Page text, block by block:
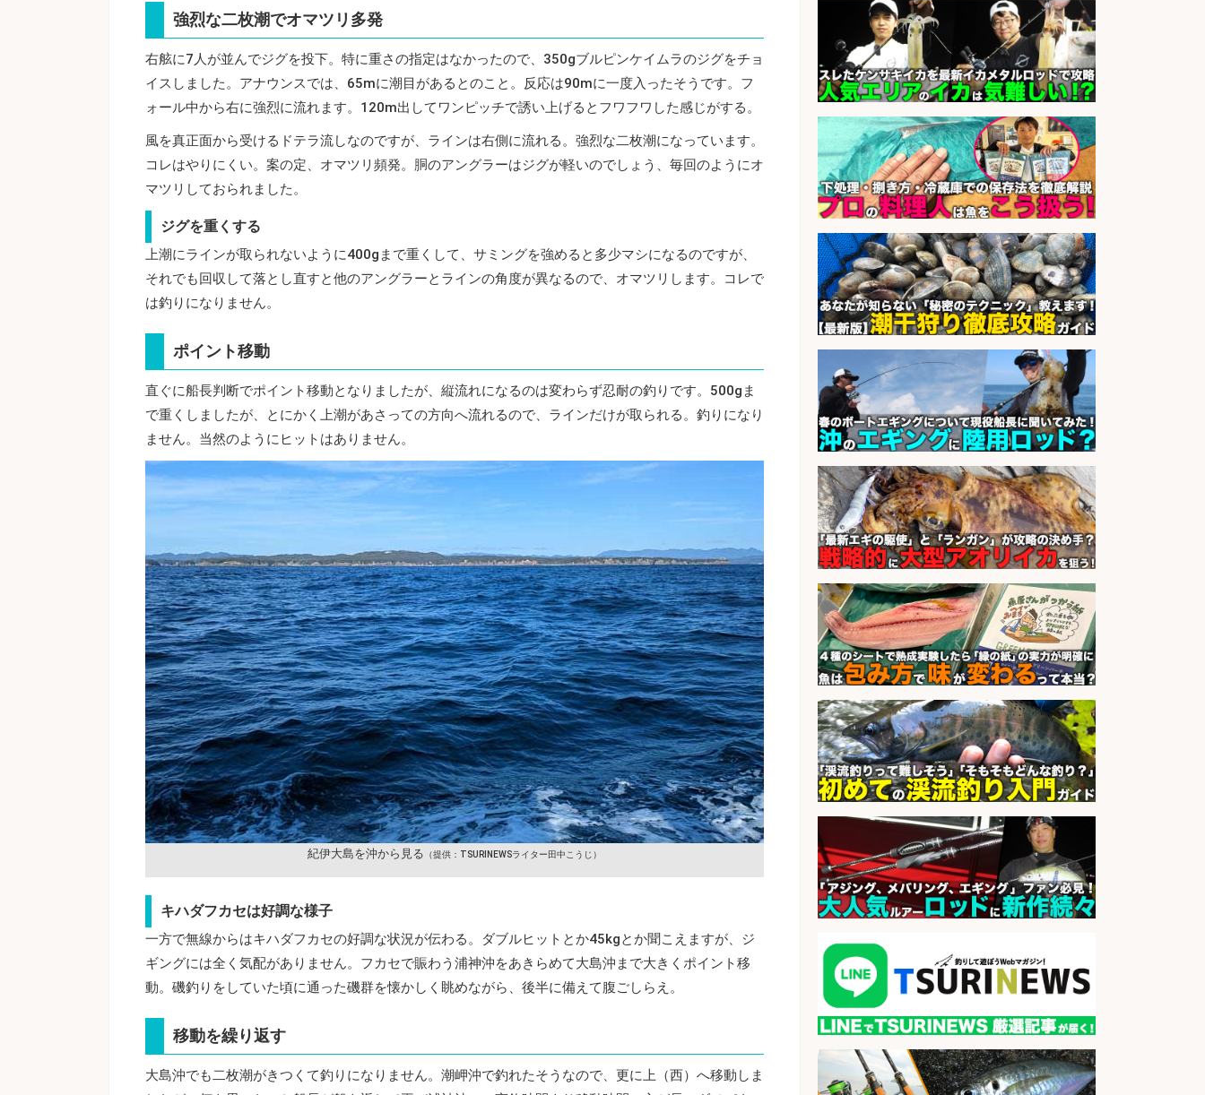
強烈な二枚潮でオマツリ多発
右舷に7人が並んでジグを投下。特に重さの指定はなかったので、350gブルピンケイムラのジグをチョ
イスしました。アナウンスでは、65mに潮目があるとのこと。反応は90mに一度入ったそうです。フ
ォール中から右に強烈に流れます。120m出してワンピッチで誘い上げるとフワフワした感じがする。
風を真正面から受けるドテラ流しなのですが、ラインは右側に流れる。強烈な二枚潮になっています。
コレはやりにくい。案の定、オマツリ頻発。胴のアングラーはジグが軽いのでしょう、毎回のようにオ
マツリしておられました。
ジグを重くする
上潮にラインが取られないように400gまで重くして、サミングを強めると多少マシになるのですが、
それでも回収して落とし直すと他のアングラーとラインの角度が異なるので、オマツリします。コレで
は釣りになりません。
ポイント移動
直ぐに船長判断でポイント移動となりましたが、縦流れになるのは変わらず忍耐の釣りです。500gま
で重くしましたが、とにかく上潮があさっての方向へ流れるので、ラインだけが取られる。釣りになり
ません。当然のようにヒットはありません。
紀伊大島を沖から見る （提供：TSURINEWSライター田中こうじ）
キハダフカセは好調な様子
一方で無線からはキハダフカセの好調な状況が伝わる。ダブルヒットとか45kgとか聞こえますが、ジ
ギングには全く気配がありません。フカセで賑わう浦神沖をあきらめて大島沖まで大きくポイント移
動。磯釣りをしていた頃に通った磯群を懐かしく眺めながら、後半に備えて腹ごしらえ。
移動を繰り返す
大島沖でも二枚潮がきつくて釣りになりません。潮岬沖で釣れたそうなので、更に上（西）へ移動しま
sponsored by 求人ボックス
さらに求人情報を見る